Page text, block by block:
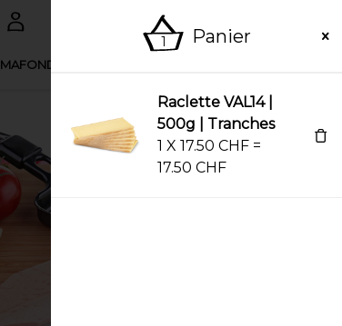
MAFONDUE
1 Panier
Raclette VAL14 |
500g | Tranches
1 X 17.50 CHF =
17.50 CHF